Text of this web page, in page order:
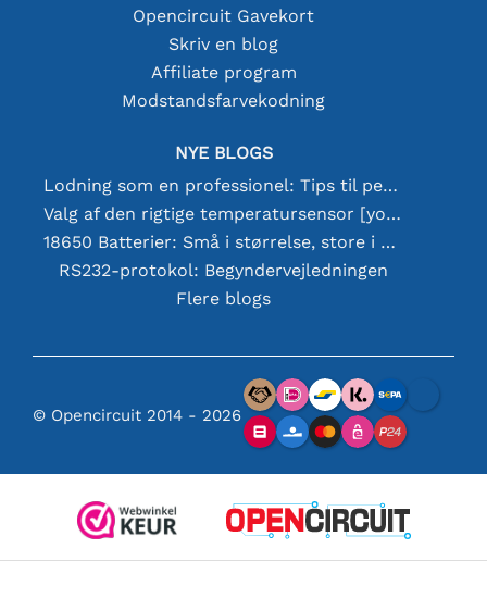
Opencircuit Gavekort
Skriv en blog
Affiliate program
Modstandsfarvekodning
NYE BLOGS
Lodning som en professionel: Tips til perfekte elektroniske forbindelser
Valg af den rigtige temperatursensor [youtube]
18650 Batterier: Små i størrelse, store i ydeevne
RS232-protokol: Begyndervejledningen
Flere blogs
© Opencircuit 2014 - 2026